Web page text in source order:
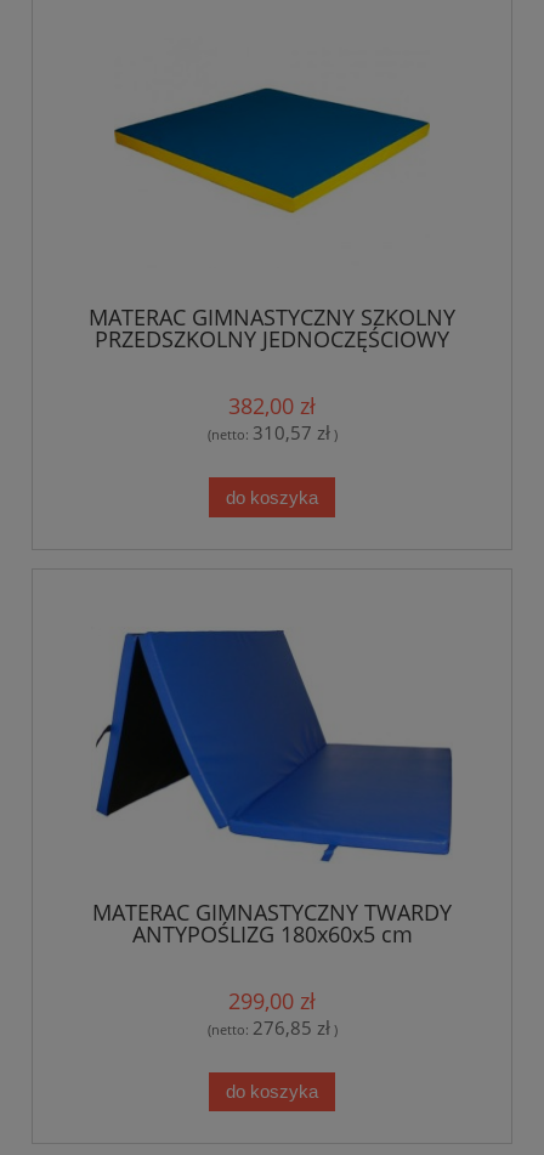
MATERAC GIMNASTYCZNY SZKOLNY
PRZEDSZKOLNY JEDNOCZĘŚCIOWY
150X100X5 CM
382,00 zł
(netto: 310,57 zł)
do koszyka
MATERAC GIMNASTYCZNY TWARDY
ANTYPOŚLIZG 180x60x5 cm
299,00 zł
(netto: 276,85 zł)
do koszyka